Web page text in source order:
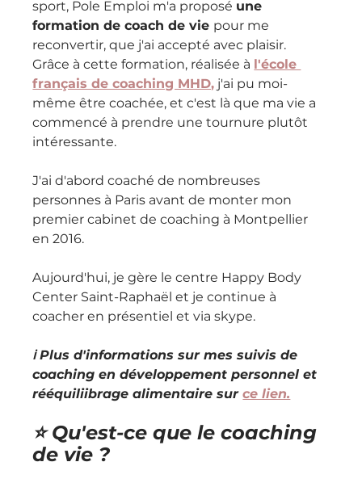
sport, Pole Emploi m'a proposé une
formation de coach de vie pour me
reconvertir, que j'ai accepté avec plaisir.
Grâce à cette formation, réalisée à l'école
français de coaching MHD, j'ai pu moi-
même être coachée, et c'est là que ma vie a
commencé à prendre une tournure plutôt
intéressante.
J'ai d'abord coaché de nombreuses
personnes à Paris avant de monter mon
premier cabinet de coaching à Montpellier
en 2016.
Aujourd'hui, je gère le centre Happy Body
Center Saint-Raphaël et je continue à
coacher en présentiel et via skype.
ℹ️ Plus d'informations sur mes suivis de
coaching en développement personnel et
rééquiliibrage alimentaire sur ce lien.
⭐️ Qu'est-ce que le coaching
de vie ?